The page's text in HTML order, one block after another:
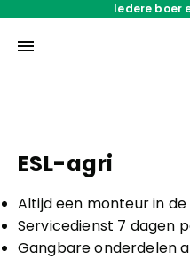
Iedere boer
Onderdelen
Oplossingen
ESL-agri
Altijd een monteur in
Servicedienst 7 dagen
Gangbare onderdelen